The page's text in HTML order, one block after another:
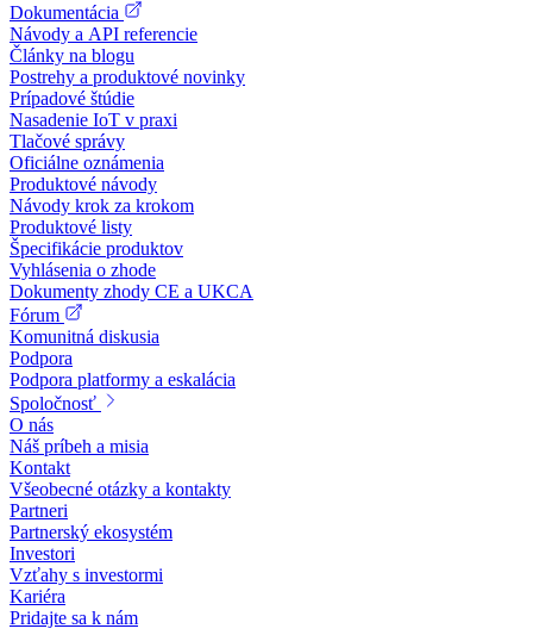
Dokumentácia
Návody a API referencie
Články na blogu
Postrehy a produktové novinky
Prípadové štúdie
Nasadenie IoT v praxi
Tlačové správy
Oficiálne oznámenia
Produktové návody
Návody krok za krokom
Produktové listy
Špecifikácie produktov
Vyhlásenia o zhode
Dokumenty zhody CE a UKCA
Fórum
Komunitná diskusia
Podpora
Podpora platformy a eskalácia
Spoločnosť
O nás
Náš príbeh a misia
Kontakt
Všeobecné otázky a kontakty
Partneri
Partnerský ekosystém
Investori
Vzťahy s investormi
Kariéra
Pridajte sa k nám